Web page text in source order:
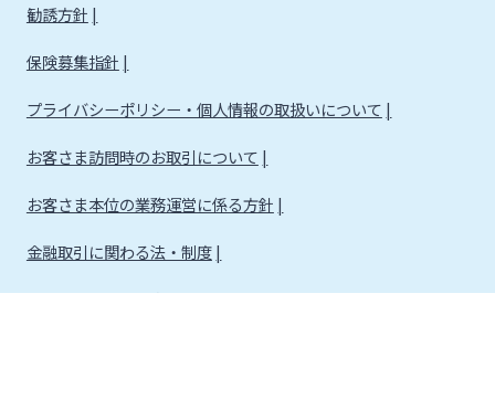
勧誘方針
保険募集指針
プライバシーポリシー・個人情報の取扱いについて
お客さま訪問時のお取引について
お客さま本位の業務運営に係る方針
金融取引に関わる法・制度
金融取引に関わる方針